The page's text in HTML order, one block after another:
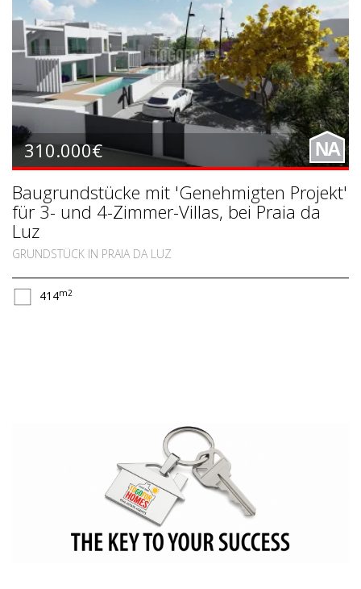
310.000€ NA
Baugrundstücke mit 'Genehmigten Projekt'
für 3- und 4-Zimmer-Villas, bei Praia da
Luz
GRUNDSTÜCK IN PRAIA DA LUZ
414m2